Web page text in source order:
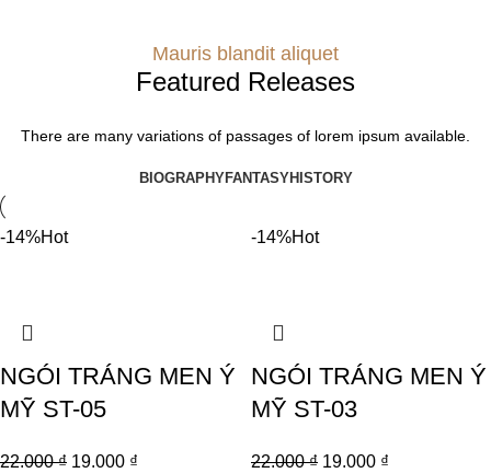
Mauris blandit aliquet
Featured Releases
There are many variations of passages of lorem ipsum available.
BIOGRAPHYFANTASYHISTORY
-14%Hot
NGÓI TRÁNG MEN Ý
MỸ ST-05
22.000₫ 19.000 ₫
-14%Hot
NGÓI TRÁNG MEN Ý
MỸ ST-03
22.000₫ 19.000 ₫